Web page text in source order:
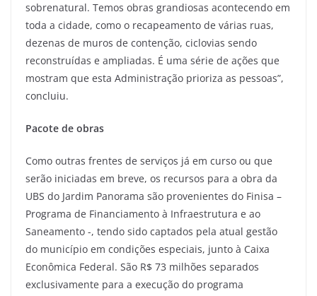
sobrenatural. Temos obras grandiosas acontecendo em
toda a cidade, como o recapeamento de várias ruas,
dezenas de muros de contenção, ciclovias sendo
reconstruídas e ampliadas. É uma série de ações que
mostram que esta Administração prioriza as pessoas”,
concluiu.
Pacote de obras
Como outras frentes de serviços já em curso ou que
serão iniciadas em breve, os recursos para a obra da
UBS do Jardim Panorama são provenientes do Finisa –
Programa de Financiamento à Infraestrutura e ao
Saneamento -, tendo sido captados pela atual gestão
do município em condições especiais, junto à Caixa
Econômica Federal. São R$ 73 milhões separados
exclusivamente para a execução do programa